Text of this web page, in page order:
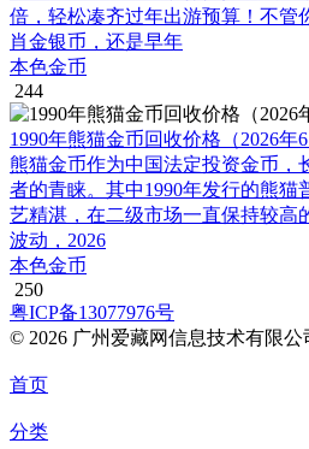
倍，轻松凑齐过年出游预算！不管
肖金银币，还是早年
本色金币
244
1990年熊猫金币回收价格（2026年6
熊猫金币作为中国法定投资金币，
者的青睐。其中1990年发行的熊猫
艺精湛，在二级市场一直保持较高
波动，2026
本色金币
250
粤ICP备13077976号
© 2026 广州爱藏网信息技术有限公
首页
分类